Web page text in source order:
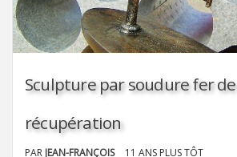
Sculpture par soudure fer de
récupération
PAR JEAN-FRANÇOIS 11 ANS PLUS TÔT